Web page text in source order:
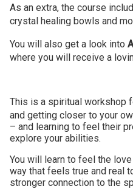
As an extra, the course
crystal healing bowls and
You will also get a look into
where you will receive a
This is a spiritual workshop
and getting closer to your
– and learning to feel their
explore your abilities.
You will learn to feel the
way that feels true and real
stronger connection to the